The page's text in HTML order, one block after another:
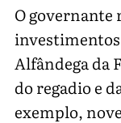
O
Alfândega da
do regadio e
exemplo,